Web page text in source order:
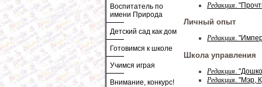
Воспитатель по
имени Природа
Детский сад как дом
Готовимся к школе
Учимся играя
Внимание, конкурс!
Редакция .
Личный опыт
Редакция.
Школа управления
Редакция.
Редакция. "Мэр,